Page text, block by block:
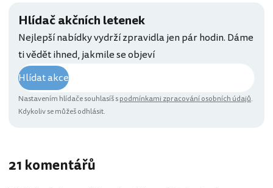
Hlídač akčních letenek
Nejlepší nabídky vydrží zpravidla jen pár hodin. Dáme
ti vědět ihned, jakmile se objeví
Hlídat akce
Nastavením hlídače souhlasíš spodmínkami zpracování osobních údajů.
Kdykoliv se můžeš odhlásit.
21 komentářů